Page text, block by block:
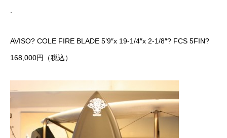
AVISO? COLE FIRE BLADE 5’9″x 19-1/4″x 2-1/8″? FCS 5FIN?
168,000円（税込）